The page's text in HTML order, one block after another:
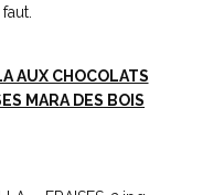
AUX CHOCOLATS
MARA DES BOIS